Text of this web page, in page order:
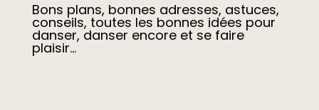
Bons plans, bonnes adresses, astuces,
conseils, toutes les bonnes idées pour
danser, danser encore et se faire
plaisir…